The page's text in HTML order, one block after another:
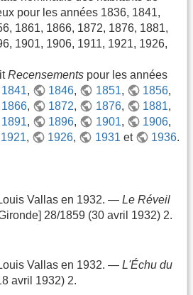
pour les années 1836, 1841,
1861, 1866, 1872, 1876, 1881,
1901, 1906, 1911, 1921, 1926,
Recensements pour les années
1841, 1846, 1851, 1856,
1866, 1872, 1876, 1881,
1891, 1896, 1901, 1906,
1921, 1926, 1931 et 1936.
Vallas en 1932. — Le Réveil
28/1859 (30 avril 1932) 2.
Vallas en 1932. — L'Échu du
avril 1932) 2.